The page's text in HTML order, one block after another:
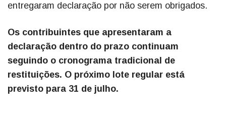
entregaram declaração por não serem obrigados.
Os contribuintes que apresentaram a
declaração dentro do prazo continuam
seguindo o cronograma tradicional de
restituições. O próximo lote regular está
previsto para 31 de julho.